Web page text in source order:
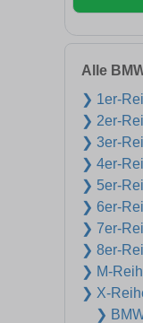
Alle
❯ 1er-
❯ 2er-
❯ 3er-
❯ 4er-
❯ 5er-
❯ 6er-
❯ 7er-
❯ 8er-
❯ M-
❯ X-
❯